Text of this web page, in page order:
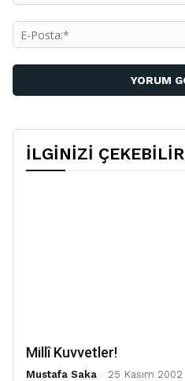
İLGİNİZİ ÇEKEBİLİR
Millî Kuvvetler!
Mustafa Saka - 25 Kasım 2002